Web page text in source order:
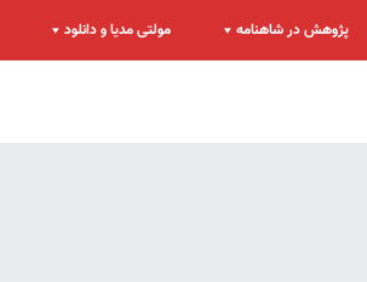
پژوهش در شاهنامه مولتی مدیا و دانلود